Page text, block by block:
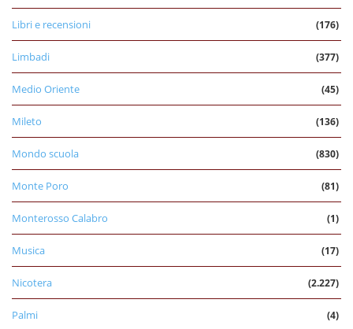
Libri e recensioni (176)
Limbadi (377)
Medio Oriente (45)
Mileto (136)
Mondo scuola (830)
Monte Poro (81)
Monterosso Calabro (1)
Musica (17)
Nicotera (2.227)
Palmi (4)